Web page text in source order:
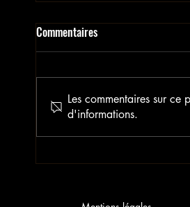
REVUE DE PRESSE
Commentaires
Les commentaires sur
d'informations.